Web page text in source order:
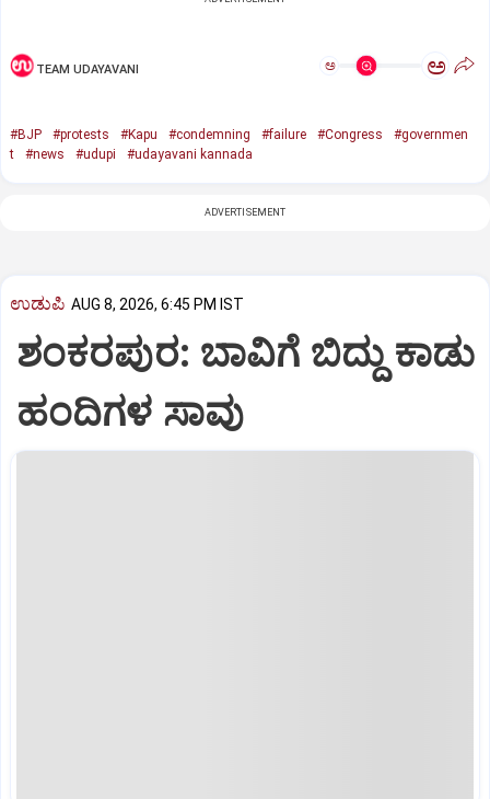
TEAM UDAYAVANI ಅ ಅ
#BJP #protests #Kapu #condemning #failure #Congress
#governmen
t
#news #udupi #udayavani kannada
ADVERTISEMENT
ಉಡುಪಿ AUG 8, 2026, 6:45 PM IST
ಶಂಕರಪುರ: ಬಾವಿಗೆ ಬಿದ್ದು ಕಾಡು
ಹಂದಿಗಳ ಸಾವು